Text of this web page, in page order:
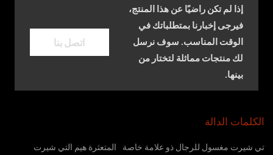
إذا لم تكن راضيًا عن هذا المنتج،
فيرجى إخبارنا بمتطلباتك في
الوقت المناسب. سوف نرسل
لك منتجات مماثلة لتختار من
بينها.
اتصل بنا
الكلمات الدالة
تي شيرت مغسول للرجال ذو علامة خاصة
المتعثرة هيم التي شيرت